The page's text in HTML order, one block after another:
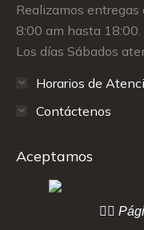
Realizamos entregas
8:00 am hasta 18:00.
Los días Sábados
Horarios de
Contáctenos
Aceptamos
👇🏻